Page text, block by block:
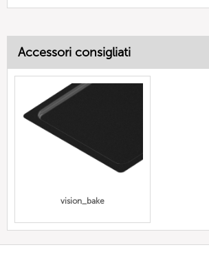
Accessori consigliati
vision_bake